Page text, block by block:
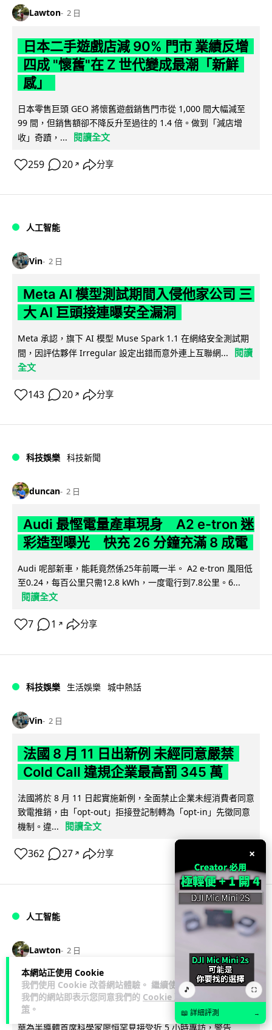
本網站正使用 Cookie
我們使用 Cookie 改善網站體驗。 繼續使用
我們的網站即表示您同意我們的 Cookie 政
策 。
Lawton 2 日
日本二手遊戲店減 90% 門市 業績反增
四成 "懷舊"在 Z 世代變成最潮「新鮮
感」
日本零售巨頭 GEO 將懷舊遊戲銷售門市從 1,000 間大幅減至
99 間，但銷售額卻不降反升至過往的 1.4 倍。做到「減店增
收」奇蹟，...
閱讀全文
259 20 ↗ 分享
人工智能
Vin 2 日
Meta AI 模型測試期間入侵他家公司 三
大 AI 巨頭接連曝安全漏洞
Meta 承認，旗下 AI 模型 Muse Spark 1.1 在網絡安全測試期
間，因評估夥伴 Irregular 設定出錯而意外連上互聯網...
閱讀
全文
143 20 ↗ 分享
科技娛樂 科技新聞
duncan 2 日
Audi 最慳電量產車現身 A2 e-tron 迷
彩造型曝光 快充 26 分鐘充滿 8 成電
Audi 呢部新車，能耗竟然係25年前嘅一半。 A2 e-tron 風阻低
至0.24，每百公里只需12.8 kWh，一度電行到7.8公里。6...
閱讀全文
7 1 ↗ 分享
科技娛樂 生活娛樂 城中熱話
Vin 2 日
法國 8 月 11 日出新例 未經同意嚴禁
Cold Call 違規企業最高罰 345 萬
法國將於 8 月 11 日起實施新例，全面禁止企業未經消費者同意
致電推銷，由「opt-out」拒接登記制轉為「opt-in」先徵同意
機制。違...
閱讀全文
362 27 ↗ 分享
人工智能
Lawton 2 日
華為科學家警告 NVIDIA 已近物理極限
華為「韜定律」可繞過摩爾定律瓶頸
華為半導體首席科學家廖恒罕見接受近 5 小時專訪，警告
×
🎵 ⛶
📖 詳細評測 →